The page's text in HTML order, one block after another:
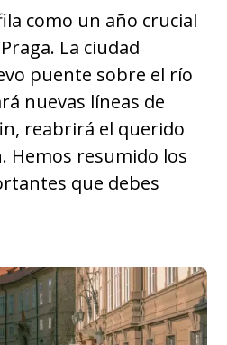
como un año crucial
La ciudad
puente sobre el río
nuevas líneas de
reabrirá el querido
Hemos resumido los
que debes